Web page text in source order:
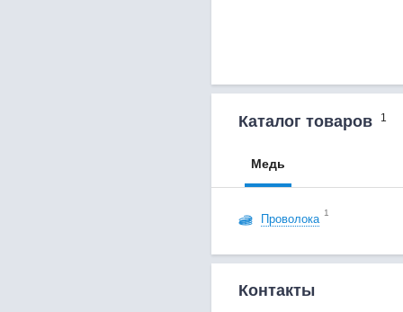
Каталог товаров 1
Медь
Проволока
1
Контакты